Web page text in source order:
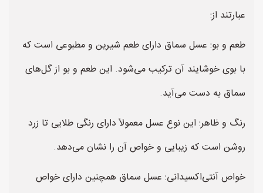
عبارتند از:
طعم و بو: عسل سماق دارای طعم شیرین و مطبوعی است که
با بوی خوشایند آن ترکیب می‌شود. این طعم و بو از گل‌های
سماق به دست می‌آید.
رنگ و ظاهر: این نوع عسل معمولاً دارای رنگی طلایی تا زرد
روشن است که زیبایی و خواص آن را نشان می‌دهد.
خواص آنتی‌اکسیدانی: عسل سماق همچنین دارای خواص